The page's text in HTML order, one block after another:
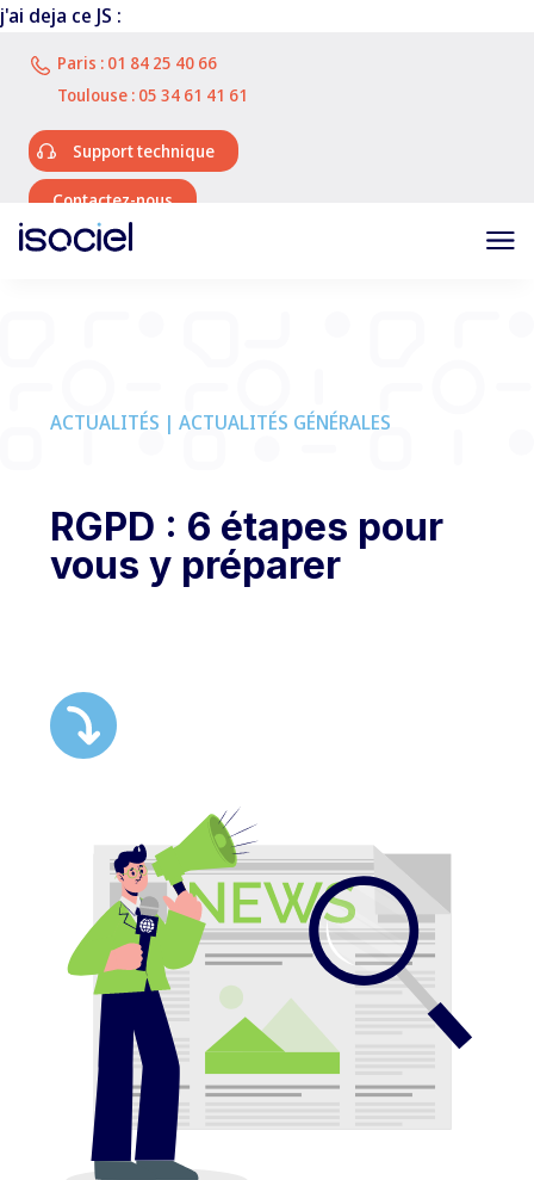
j'ai deja ce JS :
Paris : 01 84 25 40 66
Toulouse : 05 34 61 41 61
Support technique
Contactez-nous
ACTUALITÉS | ACTUALITÉS GÉNÉRALES
RGPD : 6 étapes pour
vous y préparer